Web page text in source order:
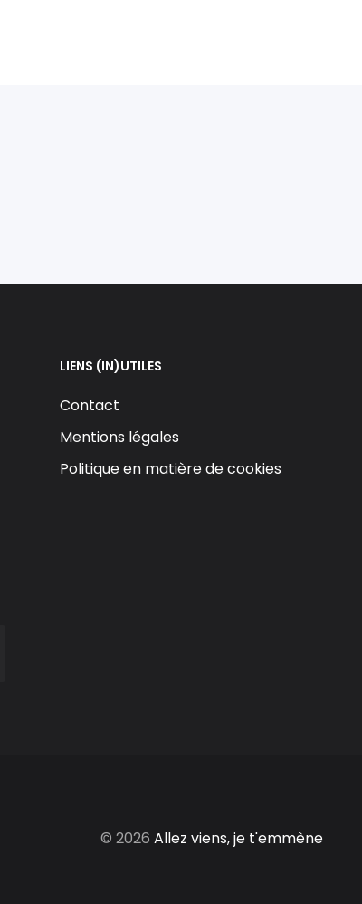
LIENS (IN)UTILES
Contact
Mentions légales
Politique en matière de cookies
© 2026 Allez viens, je t'emmène